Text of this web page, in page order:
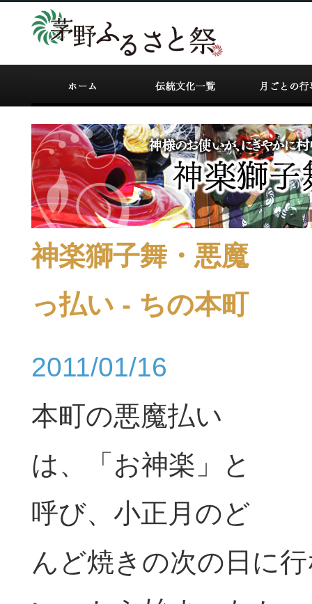
神楽獅子舞・悪魔
っ払い - ちの本町
2011/01/16
本町の悪魔払い
は、「お神楽」と
呼び、小正月のど
んど焼きの次の日に